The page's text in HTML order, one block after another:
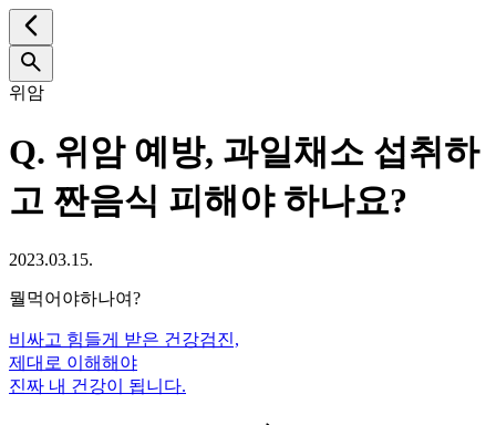
위암
Q. 위암 예방, 과일채소 섭취하
고 짠음식 피해야 하나요?
2023.03.15.
뭘먹어야하나여?
비싸고 힘들게 받은 건강검진,
제대로 이해해야
진짜 내 건강이 됩니다.